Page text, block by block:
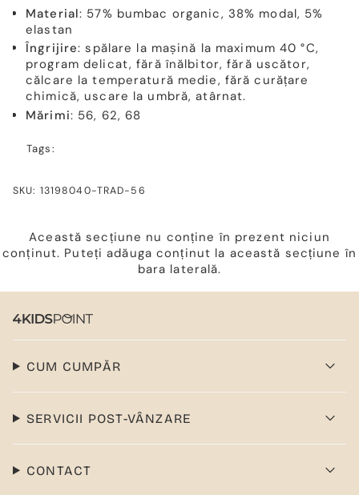
Material: 57% bumbac organic, 38% modal, 5%
elastan
Îngrijire: spălare la mașină la maximum 40 °C,
program delicat, fără înălbitor, fără uscător,
călcare la temperatură medie, fără curățare
chimică, uscare la umbră, atârnat.
Mărimi: 56, 62, 68
Tags:
SKU: 13198040-TRAD-56
Această secțiune nu conține în prezent niciun
conținut. Puteți adăuga conținut la această secțiune în
bara laterală.
CUM CUMPĂR
SERVICII POST-VÂNZARE
CONTACT